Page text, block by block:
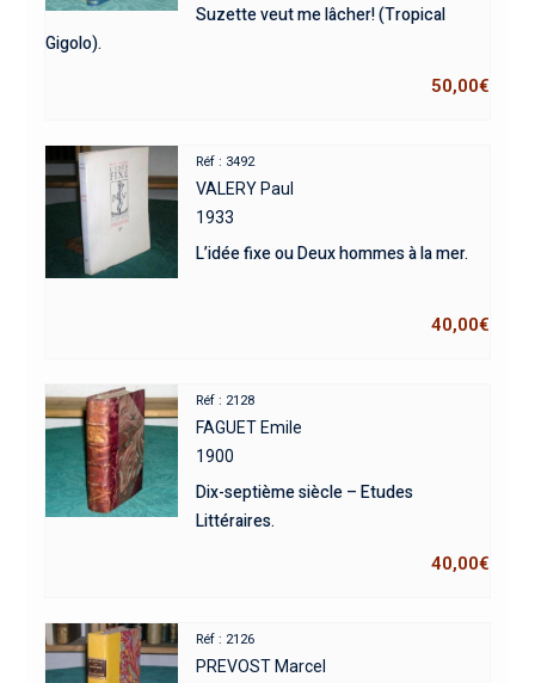
Suzette veut me lâcher! (Tropical
Gigolo).
50,00€
Réf : 3492
VALERY Paul
1933
L’idée fixe ou Deux hommes à la mer.
40,00€
Réf : 2128
FAGUET Emile
1900
Dix-septième siècle – Etudes
Littéraires.
40,00€
Réf : 2126
PREVOST Marcel